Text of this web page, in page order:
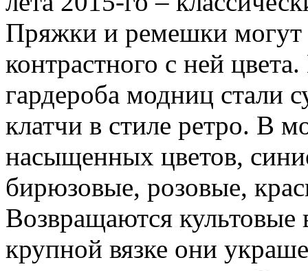
Пряжки и ремешки могут
контрастного с ней
гардероба модниц стали
клатчи в стиле ретро. В
насыщенных цветов,
бирюзовые, розовые,
Возвращаются
крупной вязке они